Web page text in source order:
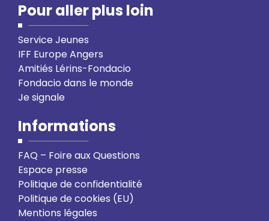
Pour aller plus loin
Service Jeunes
IFF Europe Angers
Amitiés Lérins-Fondacio
Fondacio dans le monde
Je signale
Informations
FAQ – Foire aux Questions
Espace presse
Politique de confidentialité
Politique de cookies (EU)
Mentions légales